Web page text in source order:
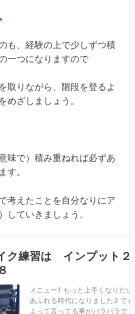
も、経験の上で少しずつ積
一つになりますので
取りながら、階段を登るよ
めざしましょう。
味で）積み重ねれば必ずあ
す。
考えたことを自分なりにア
していきましょう。